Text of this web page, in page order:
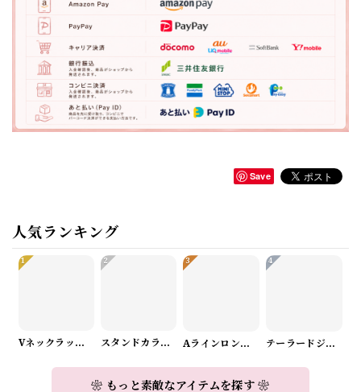
Save
人気ランキング
1
Vネックラップデザインニット（3color） A1008
2
スタンドカラーロングスリーブリボンブラウス（3color） A1126
3
Aラインロングワンピース（2color） A0908
4
テーラードジャケット＆ワイドパンツスーツwithスカーフ A0987
❀ もっと素敵なアイテムを探す ❀